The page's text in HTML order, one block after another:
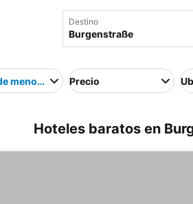
Destino
menor a mayorPrecio
Hoteles baratos en